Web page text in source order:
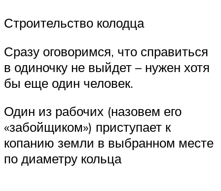
Строительство колодца
Сразу оговоримся, что справиться
в одиночку не выйдет – нужен хотя
бы еще один человек.
Один из рабочих (назовем его
«забойщиком») приступает к
копанию земли в выбранном месте
по диаметру кольца